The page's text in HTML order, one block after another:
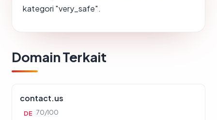
kategori "very_safe".
Domain Terkait
contact.us
DE 70/100